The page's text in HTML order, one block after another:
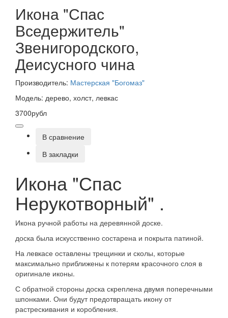
Икона "Спас
Вседержитель"
Звенигородского,
Деисусного чина
Производитель: Мастерская "Богомаз"
Модель: дерево, холст, левкас
3700рубл
В сравнение
В закладки
Икона "Спас
Нерукотворный" .
Икона ручной работы на деревянной доске.
доска была искусственно состарена и покрыта патиной.
На левкасе оставлены трещинки и сколы, которые
максимально приближены к потерям красочного слоя в
оригинале иконы.
С обратной стороны доска скреплена двумя поперечными
шпонками. Они будут предотвращать икону от
растрескивания и коробления.